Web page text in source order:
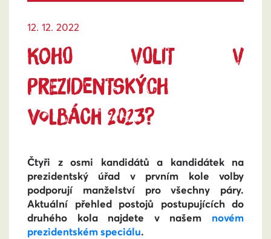
12. 12. 2022
KOHO VOLIT V
PREZIDENTSKÝCH
VOLBÁCH 2023?
Čtyři z osmi kandidátů a kandidátek na
prezidentský úřad v prvním kole volby
podporují manželství pro všechny páry.
Aktuální přehled postojů postupujících do
druhého kola najdete v našem novém
prezidentském speciálu.